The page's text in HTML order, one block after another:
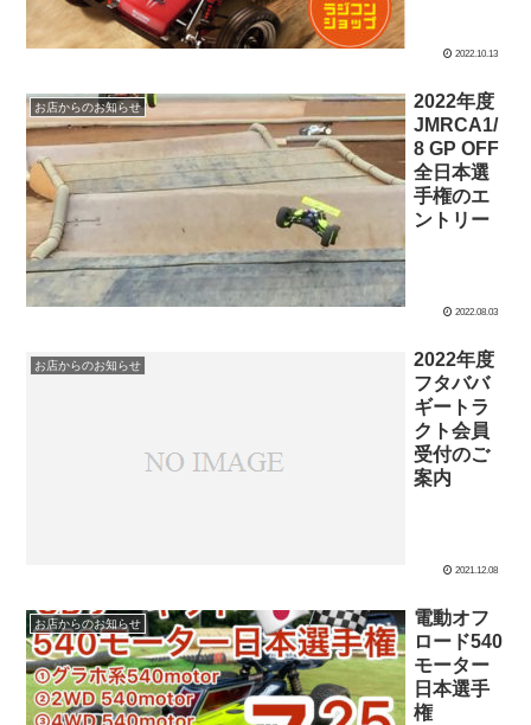
2022.10.13
お店からのお知らせ
2022年度
JMRCA1/
8 GP OFF
全日本選
手権のエ
ントリー
2022.08.03
お店からのお知らせ
2022年度
フタババ
ギートラ
クト会員
受付のご
案内
2021.12.08
お店からのお知らせ
電動オフ
ロード540
モーター
日本選手
権